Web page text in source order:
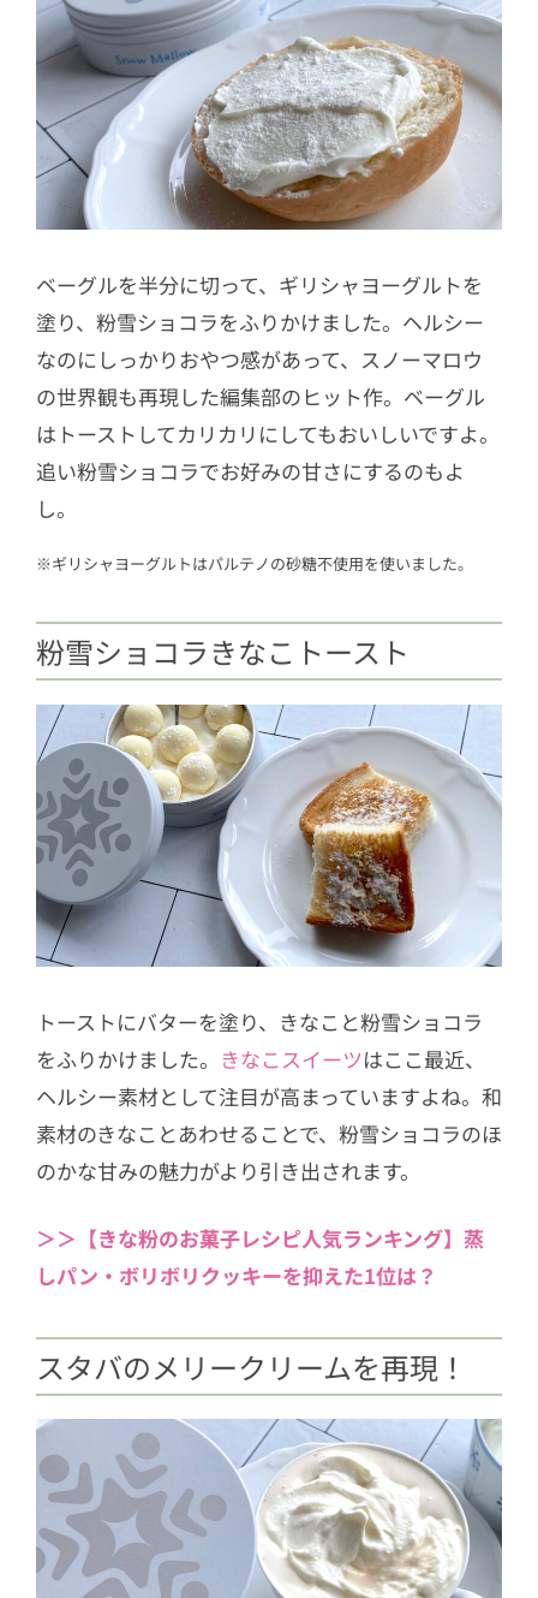
ベーグルを半分に切って、ギリシャヨーグルトを
塗り、粉雪ショコラをふりかけました。ヘルシー
なのにしっかりおやつ感があって、スノーマロウ
の世界観も再現した編集部のヒット作。ベーグル
はトーストしてカリカリにしてもおいしいですよ。
追い粉雪ショコラでお好みの甘さにするのもよ
し。
※ギリシャヨーグルトはパルテノの砂糖不使用を使いました。
粉雪ショコラきなこトースト
トーストにバターを塗り、きなこと粉雪ショコラ
をふりかけました。 きなこスイーツはここ最近、
ヘルシー素材として注目が高まっていますよね。和
素材のきなことあわせることで、粉雪ショコラのほ
のかな甘みの魅力がより引き出されます。
＞＞【きな粉のお菓子レシピ人気ランキング】蒸
しパン・ボリボリクッキーを抑えた1位は？
スタバのメリークリームを再現！